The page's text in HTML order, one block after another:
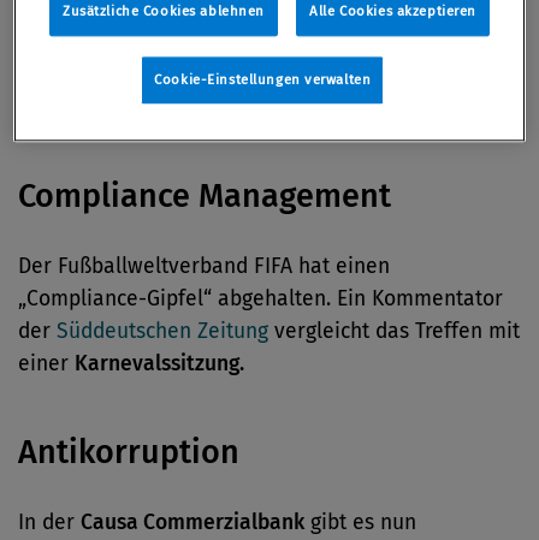
VonRedaktion
19. Oktober 2020
Compliance Management
Der Fußballweltverband FIFA hat einen
„Compliance-Gipfel“ abgehalten. Ein Kommentator
der Süddeutschen Zeitung vergleicht das Treffen mit
einer Karnevalssitzung.
Antikorruption
In der Causa Commerzialbank gibt es nun
Zusätzliche Cookies ablehnen Alle Cookies akzeptieren
Cookie-Einstellungen verwalten